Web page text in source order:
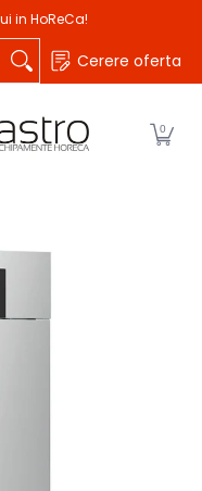
afaceri
in HoReCa!
Cerere oferta
0